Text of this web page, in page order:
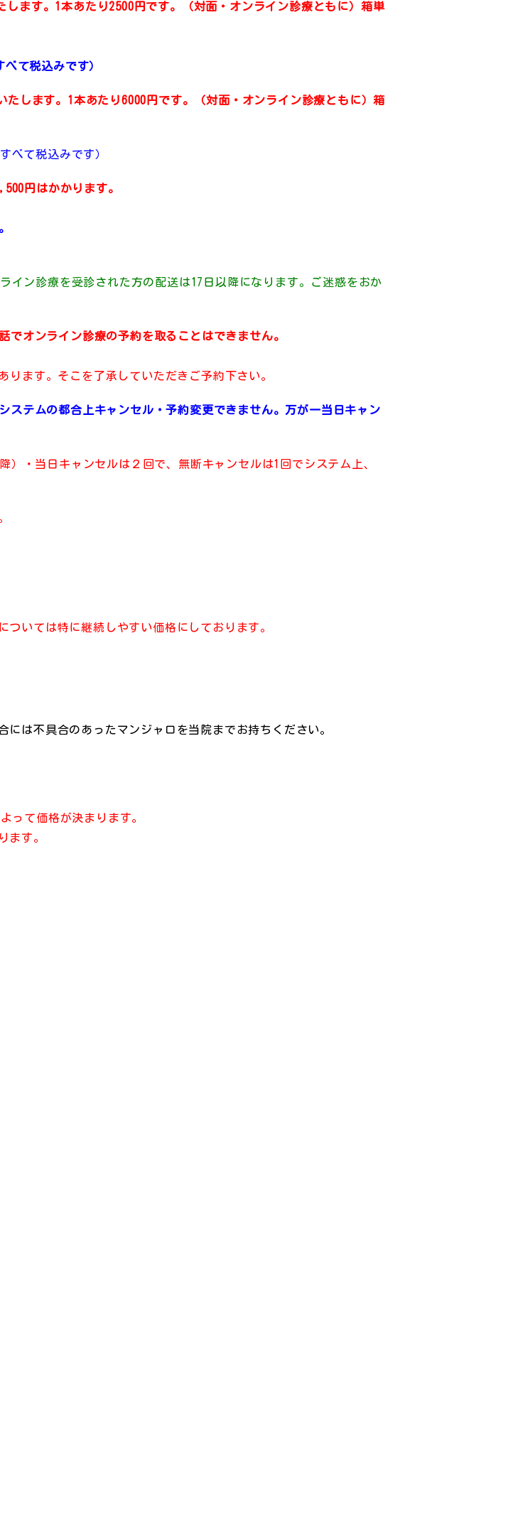
ます。1本あたり2500円です。
（対面・オンライン診療ともに）箱単
て税込みです）
たします。1本あたり6000円です。
（対面・オンライン診療ともに）箱
べて税込みです）
円はかかります。
イン診療を受診された方の配送は17日以降になります。ご迷惑をおか
でオンライン診療の予約を取ることはできません。
ます。そこを了承していただきご予約下さい。
ステムの都合上キャンセル・予約変更できません。万が一当日キャン
・当日キャンセルは２回で、無断キャンセルは1回でシステム上、
いては特に継続しやすい価格にしております。
は不具合のあったマンジャロを当院までお持ちください。
って価格が決まります。
ます。